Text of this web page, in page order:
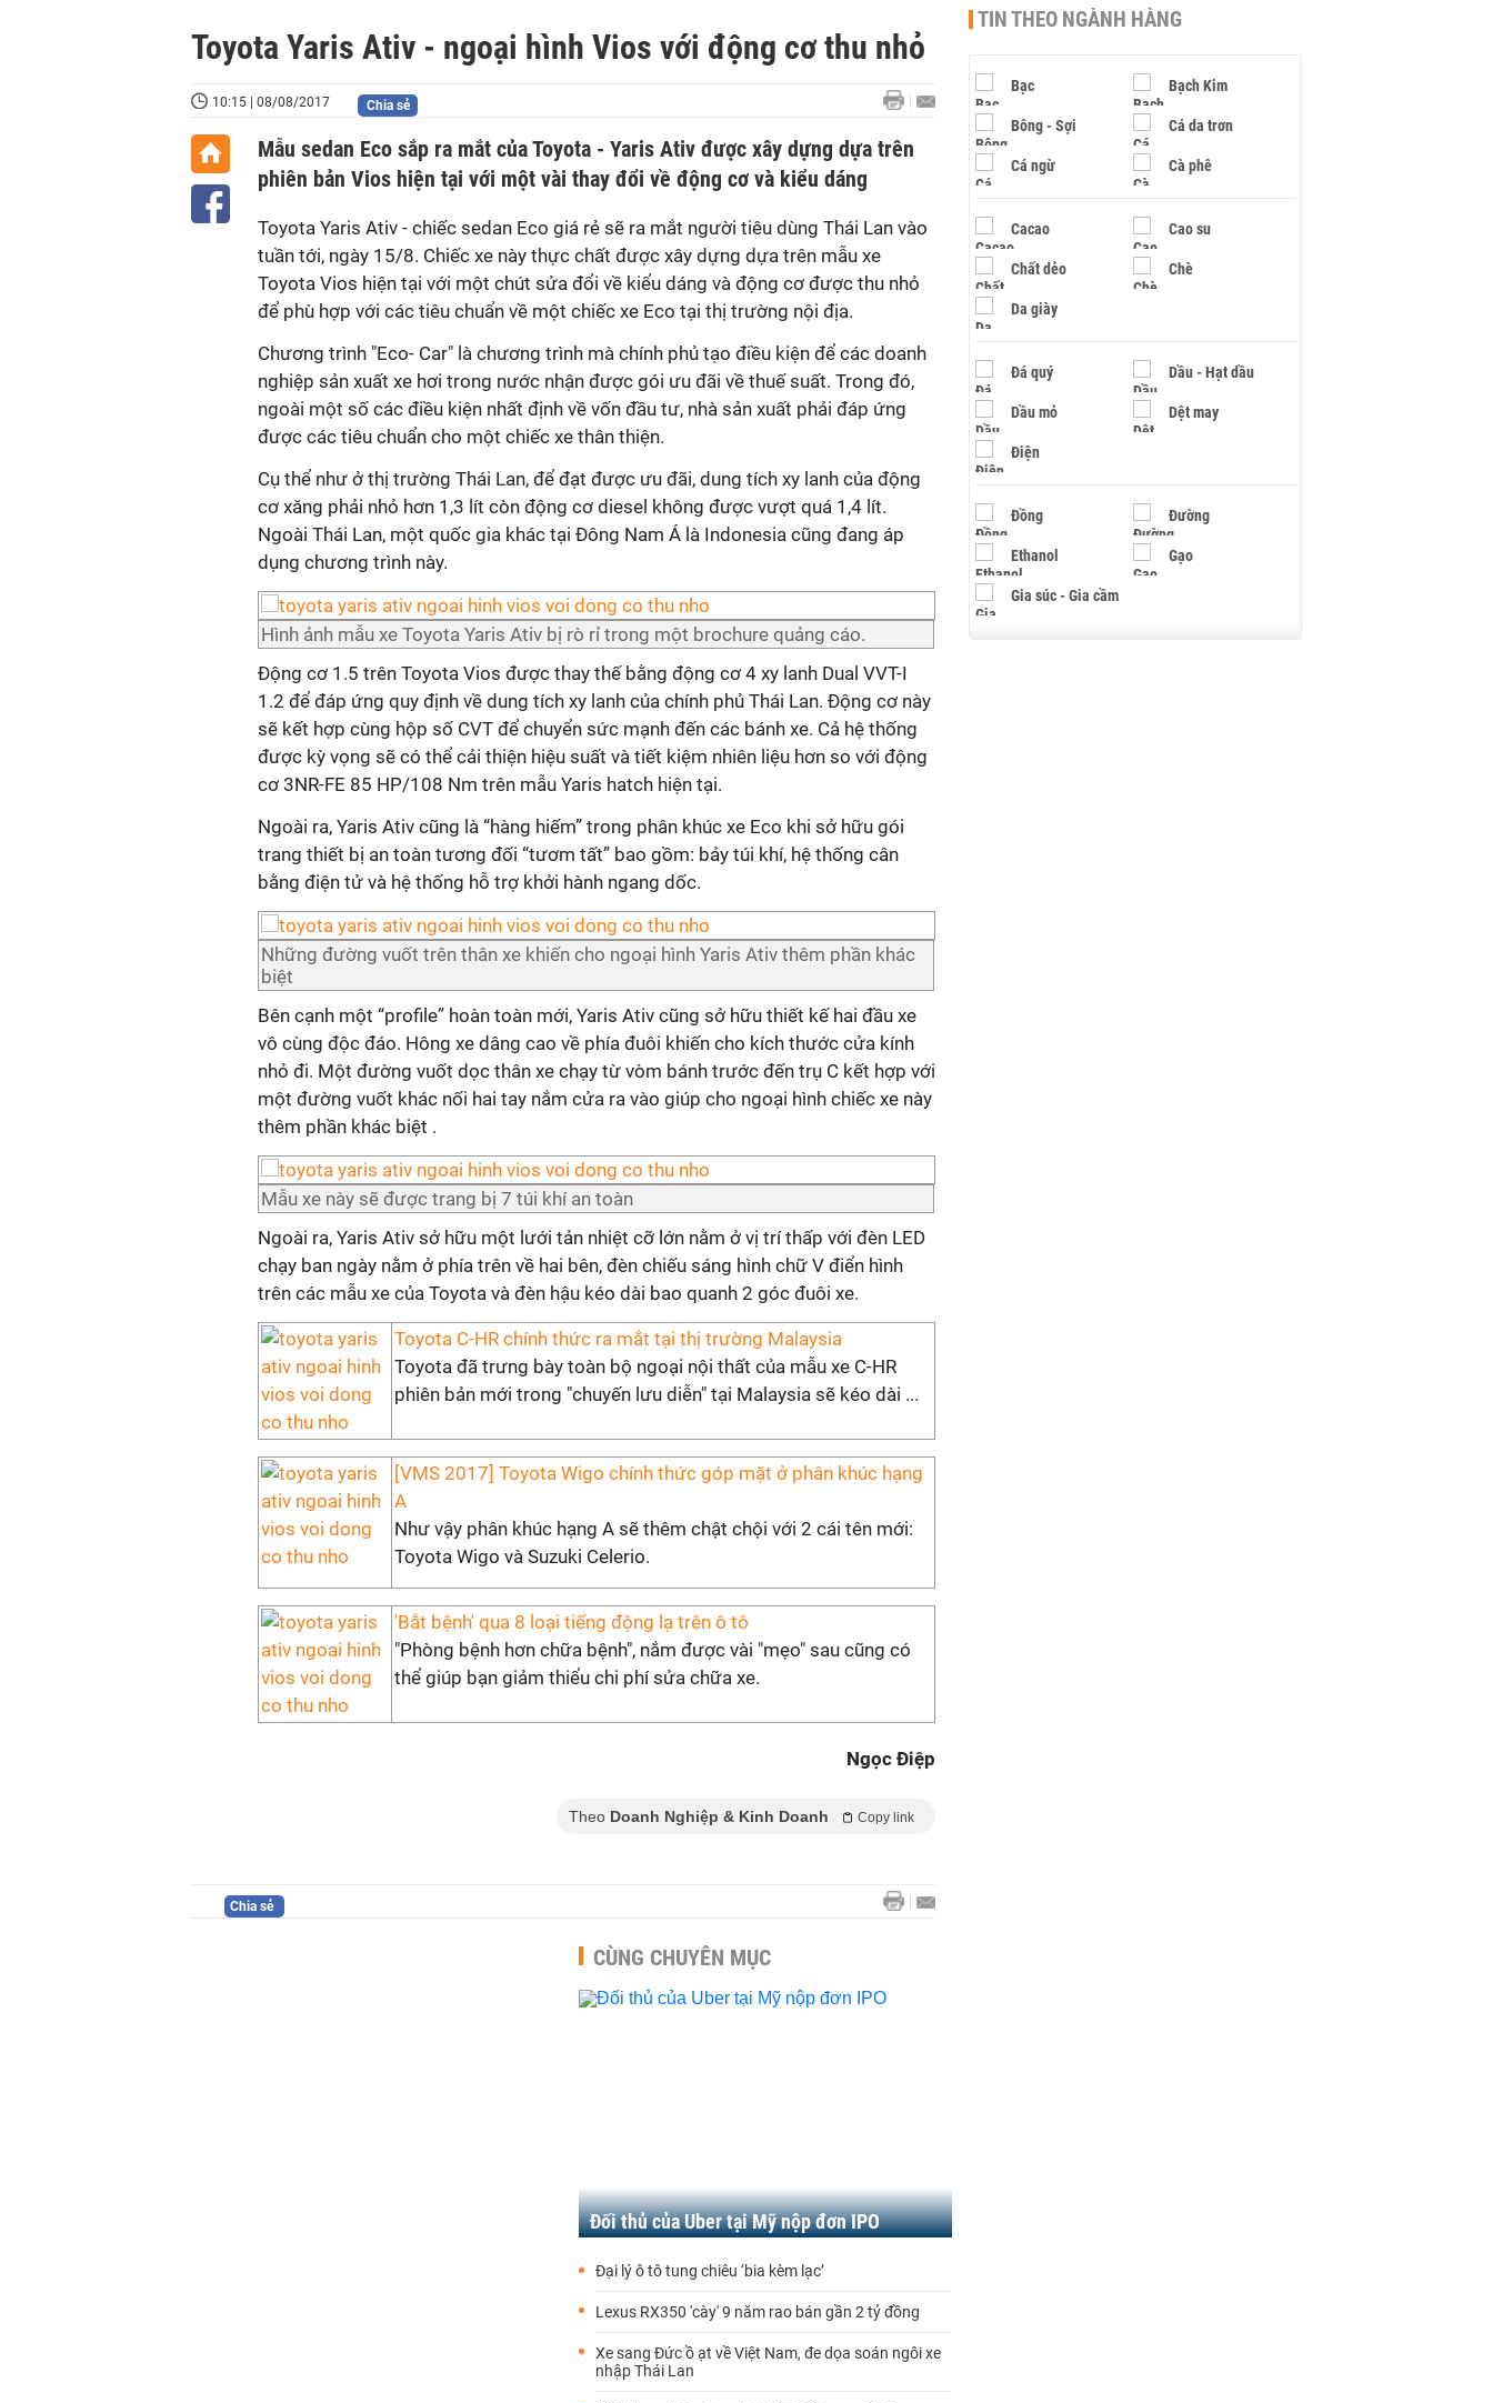
Toyota Yaris Ativ - ngoại hình Vios với động cơ thu nhỏ
10:15 | 08/08/2017 Chia sẻ
Mẫu sedan Eco sắp ra mắt của Toyota - Yaris Ativ được xây dựng dựa trên
phiên bản Vios hiện tại với một vài thay đổi về động cơ và kiểu dáng
Toyota Yaris Ativ - chiếc sedan Eco giá rẻ sẽ ra mắt người tiêu dùng Thái Lan vào
tuần tới, ngày 15/8. Chiếc xe này thực chất được xây dựng dựa trên mẫu xe
Toyota Vios hiện tại với một chút sửa đổi về kiểu dáng và động cơ được thu nhỏ
để phù hợp với các tiêu chuẩn về một chiếc xe Eco tại thị trường nội địa.
Chương trình "Eco- Car" là chương trình mà chính phủ tạo điều kiện để các doanh
nghiệp sản xuất xe hơi trong nước nhận được gói ưu đãi về thuế suất. Trong đó,
ngoài một số các điều kiện nhất định về vốn đầu tư, nhà sản xuất phải đáp ứng
được các tiêu chuẩn cho một chiếc xe thân thiện.
Cụ thể như ở thị trường Thái Lan, để đạt được ưu đãi, dung tích xy lanh của động
cơ xăng phải nhỏ hơn 1,3 lít còn động cơ diesel không được vượt quá 1,4 lít.
Ngoài Thái Lan, một quốc gia khác tại Đông Nam Á là Indonesia cũng đang áp
dụng chương trình này.
Hình ảnh mẫu xe Toyota Yaris Ativ bị rò rỉ trong một brochure quảng cáo.
Động cơ 1.5 trên Toyota Vios được thay thế bằng động cơ 4 xy lanh Dual VVT-I
1.2 để đáp ứng quy định về dung tích xy lanh của chính phủ Thái Lan. Động cơ này
sẽ kết hợp cùng hộp số CVT để chuyển sức mạnh đến các bánh xe. Cả hệ thống
được kỳ vọng sẽ có thể cải thiện hiệu suất và tiết kiệm nhiên liệu hơn so với động
cơ 3NR-FE 85 HP/108 Nm trên mẫu Yaris hatch hiện tại.
Ngoài ra, Yaris Ativ cũng là “hàng hiếm” trong phân khúc xe Eco khi sở hữu gói
trang thiết bị an toàn tương đối “tươm tất” bao gồm: bảy túi khí, hệ thống cân
bằng điện tử và hệ thống hỗ trợ khởi hành ngang dốc.
Những đường vuốt trên thân xe khiến cho ngoại hình Yaris Ativ thêm phần khác
biệt
Bên cạnh một “profile” hoàn toàn mới, Yaris Ativ cũng sở hữu thiết kế hai đầu xe
vô cùng độc đáo. Hông xe dâng cao về phía đuôi khiến cho kích thước cửa kính
nhỏ đi. Một đường vuốt dọc thân xe chạy từ vòm bánh trước đến trụ C kết hợp với
một đường vuốt khác nối hai tay nắm cửa ra vào giúp cho ngoại hình chiếc xe này
thêm phần khác biệt .
Mẫu xe này sẽ được trang bị 7 túi khí an toàn
Ngoài ra, Yaris Ativ sở hữu một lưới tản nhiệt cỡ lớn nằm ở vị trí thấp với đèn LED
chạy ban ngày nằm ở phía trên về hai bên, đèn chiếu sáng hình chữ V điển hình
trên các mẫu xe của Toyota và đèn hậu kéo dài bao quanh 2 góc đuôi xe.
Toyota C-HR chính thức ra mắt tại thị trường Malaysia
Toyota đã trưng bày toàn bộ ngoại nội thất của mẫu xe C-HR
phiên bản mới trong "chuyến lưu diễn" tại Malaysia sẽ kéo dài ...
[VMS 2017] Toyota Wigo chính thức góp mặt ở phân khúc hạng
A
Như vậy phân khúc hạng A sẽ thêm chật chội với 2 cái tên mới:
Toyota Wigo và Suzuki Celerio.
'Bắt bệnh' qua 8 loại tiếng động lạ trên ô tô
"Phòng bệnh hơn chữa bệnh", nắm được vài "mẹo" sau cũng có
thể giúp bạn giảm thiểu chi phí sửa chữa xe.
Ngọc Điệp
Theo Doanh Nghiệp & Kinh Doanh Copy link
Chia sẻ
CÙNG CHUYÊN MỤC
Đối thủ của Uber tại Mỹ nộp đơn IPO
Đại lý ô tô tung chiêu ‘bia kèm lạc’
Lexus RX350 'cày' 9 năm rao bán gần 2 tỷ đồng
Xe sang Đức ồ ạt về Việt Nam, đe dọa soán ngôi xe
nhập Thái Lan
TIN THEO NGÀNH HÀNG
Bạc Bạch Kim
Bông - Sợi Cá da trơn
Cá ngừ Cà phê
Cacao Cao su
Chất dẻo Chè
Da giày
Đá quý Dầu - Hạt dầu
Dầu mỏ Dệt may
Điện
Đồng Đường
Ethanol Gạo
Gia súc - Gia cầm